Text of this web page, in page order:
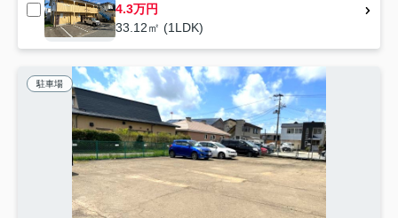
4.3万円
33.12㎡ (1LDK)
駐車場